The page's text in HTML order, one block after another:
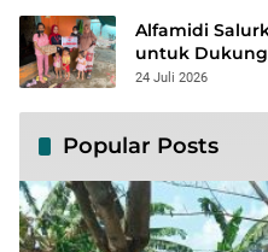
Alfamidi
untuk Dukung
Kabupaten/
24 Juli 2026
Popular Posts